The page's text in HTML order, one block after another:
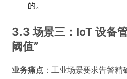
的。
3.3 场景三：IoT 设备
阈值”
业务痛点 ：工业场景要求告警